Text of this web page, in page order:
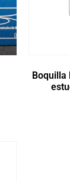
Boquilla